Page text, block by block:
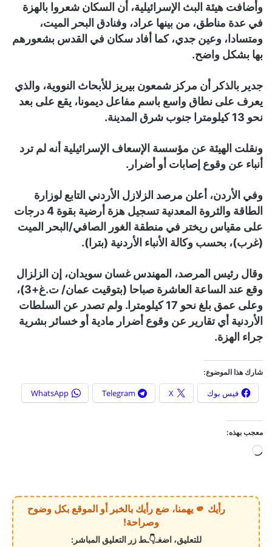
وأضافت هيئة البث الإسرائيلية، أن السكان شعروا بالهزة
في عدة مناطق، من بينها عراد، وفنادق البحر الميت،
ومتسادا، وعين جدي، كما أفاد سكان في القدس بشعورهم
بها بشكل واضح.
جدير بالذكر أن مركز شمعون بيريز للأبحاث النووية، والذي
يعرف على نطاق واسع باسم مفاعل ديمونا، يقع على بعد
نحو 13 كيلومترا جنوب شرق المدينة.
ونقلت الهيئة عن مؤسسة الإسعاف الإسرائيلية أنه لم ترد
أنباء عن وقوع إصابات أو أضرار.
وفي الأردن، أعلن مرصد الزلازل الأردني التابع لوزارة
الطاقة والثروة المعدنية تسجيل هزة أرضية بقوة 4 درجات
على مقياس ريختر في منطقة الغور الصافي/البحر الميت
(غرب)، بحسب وكالة الأنباء الأردنية (بترا).
وقال رئيس المرصد، المهندس غسان سويدان، إن الزلزال
وقع عند الساعة العاشرة صباحا (بتوقيت عمان/ ت.غ+3)،
وعلى عمق بلغ نحو 17 كيلومترا. ولم تصدر عن السلطات
الأردنية أي تقارير عن وقوع أضرار مادية أو خسائر بشرية
جراء الهزة.
شارك هذا الموضوع:
فيس بوك X
Telegram
WhatsApp
معجب بهذه:
ي
رأيك 🫵 يهمنا، ضع رأيك بالخبر أو الموقع بكل وضوح
وصراحة!
للتعليق، اضغـ👇ـط زر التعليق المباشر: